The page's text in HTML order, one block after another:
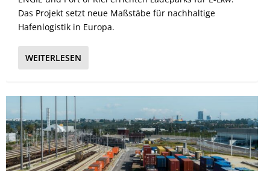
Das Projekt setzt neue Maßstäbe für nachhaltige
Hafenlogistik in Europa.
WEITERLESEN